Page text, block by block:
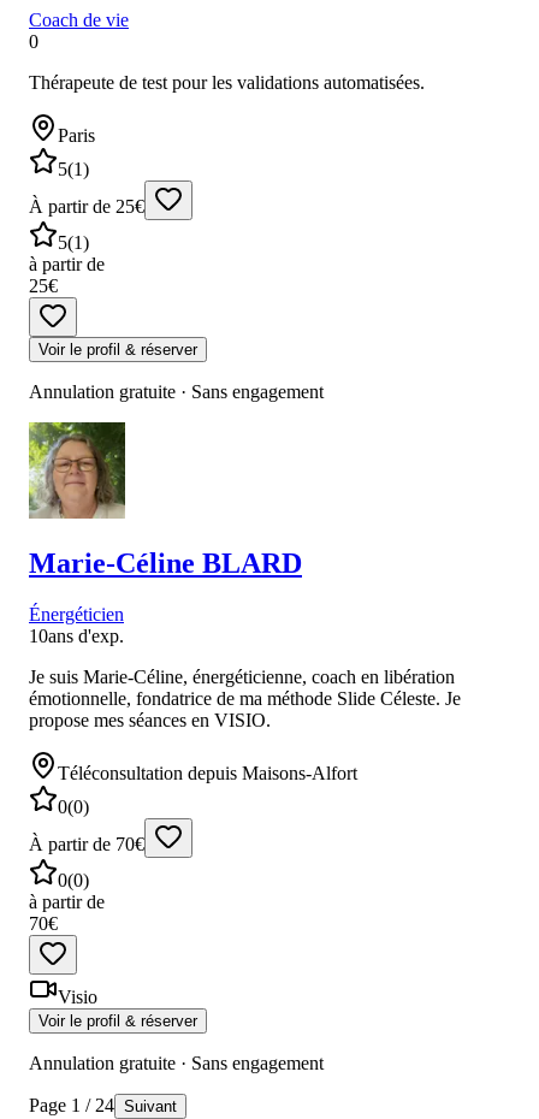
Coach de vie
0
Thérapeute de test pour les validations automatisées.
Paris
5(1)
À partir de 25€
5(1)
à partir de
25€
Voir le profil & réserver
Annulation gratuite · Sans engagement
Marie-Céline BLARD
Énergéticien
10ans d'exp.
Je suis Marie-Céline, énergéticienne, coach en libération
émotionnelle, fondatrice de ma méthode Slide Céleste. Je
propose mes séances en VISIO.
Téléconsultation depuis Maisons-Alfort
0(0)
À partir de 70€
0(0)
à partir de
70€
Visio
Voir le profil & réserver
Annulation gratuite · Sans engagement
Page 1 / 24 Suivant